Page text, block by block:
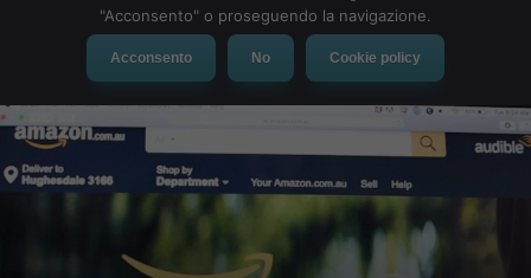
"Acconsento" o proseguendo la navigazione.
Acconsento No Cookie policy